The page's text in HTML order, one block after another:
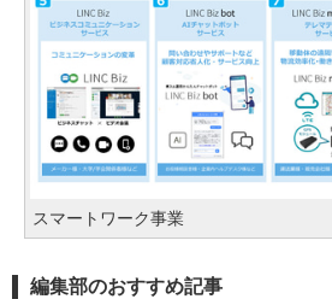
スマートワーク事業
編集部のおすすめ記事